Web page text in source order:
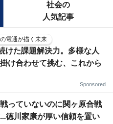
社会の
人気記事
電通が描く未来
けた課題解決力。多様な人
け合わせて挑む、これから
Sponsored
っていないのに関ヶ原合戦
徳川家康が厚い信頼を置い